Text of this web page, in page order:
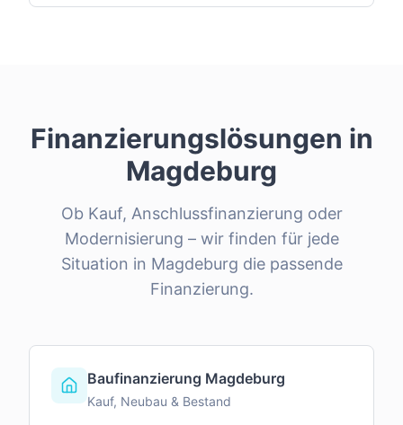
Finanzierungslösungen in
Magdeburg
Ob Kauf, Anschlussfinanzierung oder
Modernisierung – wir finden für jede
Situation in Magdeburg die passende
Finanzierung.
Baufinanzierung Magdeburg
Kauf, Neubau & Bestand